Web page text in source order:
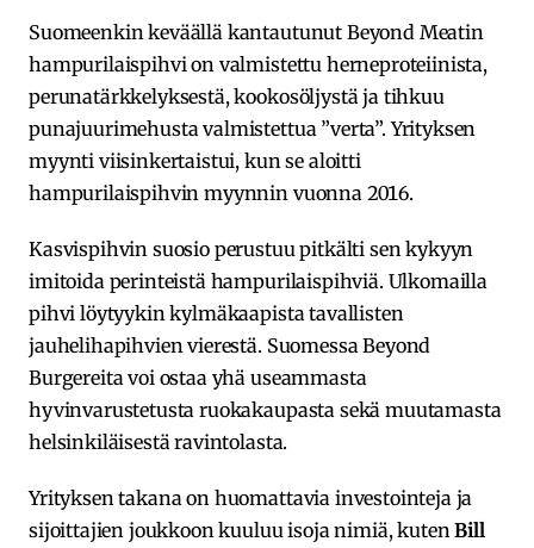
Suomeenkin keväällä kantautunut Beyond Meatin
hampurilaispihvi on valmistettu herneproteiinista,
perunatärkkelyksestä, kookosöljystä ja tihkuu
punajuurimehusta valmistettua ”verta”. Yrityksen
myynti viisinkertaistui, kun se aloitti
hampurilaispihvin myynnin vuonna 2016.
Kasvispihvin suosio perustuu pitkälti sen kykyyn
imitoida perinteistä hampurilaispihviä. Ulkomailla
pihvi löytyykin kylmäkaapista tavallisten
jauhelihapihvien vierestä. Suomessa Beyond
Burgereita voi ostaa yhä useammasta
hyvinvarustetusta ruokakaupasta sekä muutamasta
helsinkiläisestä ravintolasta.
Yrityksen takana on huomattavia investointeja ja
sijoittajien joukkoon kuuluu isoja nimiä, kutenBill